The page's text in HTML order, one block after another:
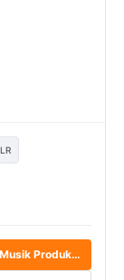
Zu Musik Produktiv*